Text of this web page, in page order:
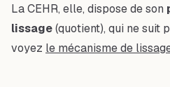
La CEHR, elle, dispose de son
lissage(quotient), qui ne suit
voyez le mécanisme de